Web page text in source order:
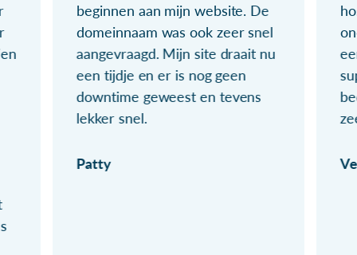
beginnen aan mijn website. De
domeinnaam was ook zeer snel
aangevraagd. Mijn site draait nu
een tijdje en er is nog geen
downtime geweest en tevens
lekker snel.
Patty